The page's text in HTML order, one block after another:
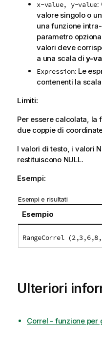
x-value, y-value:
valore singolo o
una funzione
parametro
valori deve
a una scala diy-
Expression: Le
contenenti la
Limiti:
Per essere calcolata, la
due coppie di
I valori di testo, i valori
restituiscono NULL.
Esempi:
Esempi e risultati
Esempio
RangeCorrel
Ulteriori
Correl - funzione per